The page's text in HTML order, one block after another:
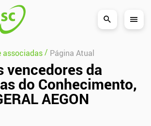
associadas/ Página Atual
vencedores da
do Conhecimento,
AEGON